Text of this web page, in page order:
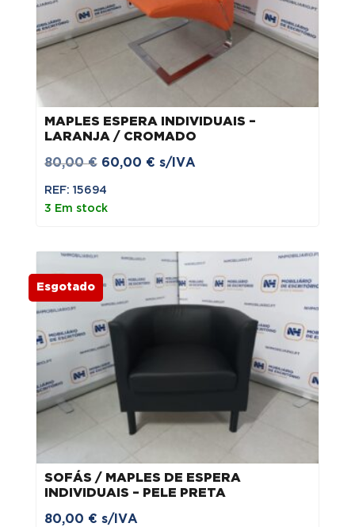
MAPLES ESPERA INDIVIDUAIS –
LARANJA / CROMADO
80,00€ O
preço
original
60,00 €Os/IVA
REF: 15694
3 Em stock
SOFÁS / MAPLES DE ESPERA
INDIVIDUAIS – PELE PRETA
80,00 € s/IVA
Esgotado